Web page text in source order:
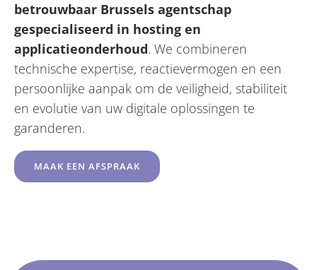
betrouwbaar Brussels agentschap
gespecialiseerd in hosting en
applicatieonderhoud. We combineren
technische expertise, reactievermogen en een
persoonlijke aanpak om de veiligheid, stabiliteit
en evolutie van uw digitale oplossingen te
garanderen.
MAAK EEN AFSPRAAK